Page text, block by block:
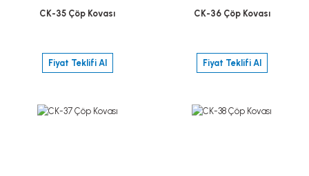
CK-35 Çöp Kovası
Fiyat Teklifi Al
CK-36 Çöp Kovası
Fiyat Teklifi Al